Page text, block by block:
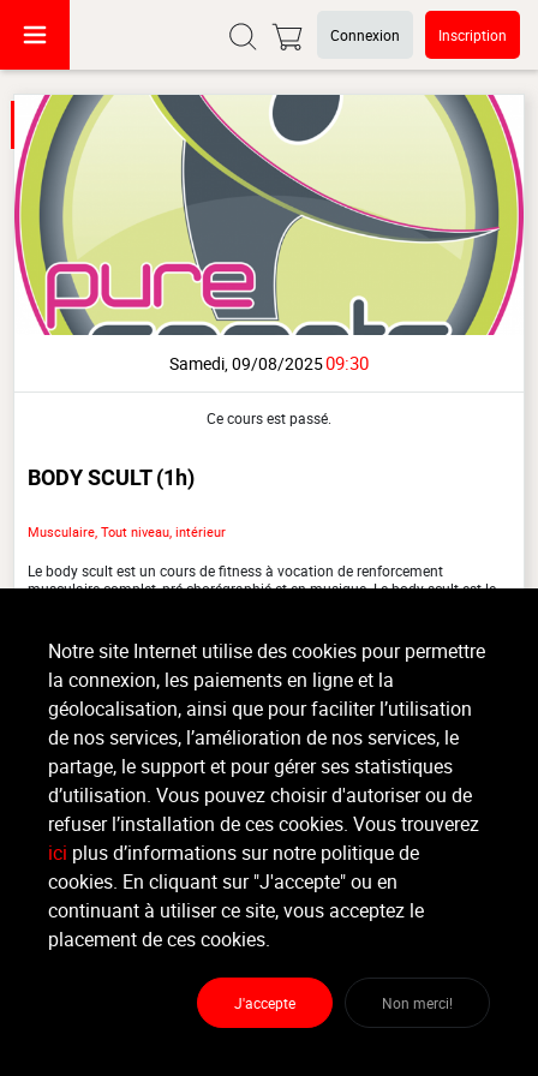
Connexion Inscription
Samedi, 09/08/202509:30
Ce cours est passé.
BODY SCULT(1h)
Musculaire, Tout niveau, intérieur
Le body scult est un cours de fitness à vocation de renforcement
musculaire complet, pré-chorégraphié et en musique. Le body scult est le
Organisateur
PURE-SPORTS HERVE
Moniteur
Annie .
Lieu : Pure-Sports Herve
Route de Herve 108B - 4651 Herve
Partager
Notre site Internet utilise des cookies pour permettre
la connexion, les paiements en ligne et la
géolocalisation, ainsi que pour faciliter l’utilisation
de nos services, l’amélioration de nos services, le
partage, le support et pour gérer ses statistiques
d’utilisation. Vous pouvez choisir d'autoriser ou de
refuser l’installation de ces cookies. Vous trouverez
ici plus d’informations sur notre politique de
cookies. En cliquant sur "J'accepte" ou en
continuant à utiliser ce site, vous acceptez le
placement de ces cookies.
J'accepte Non merci!